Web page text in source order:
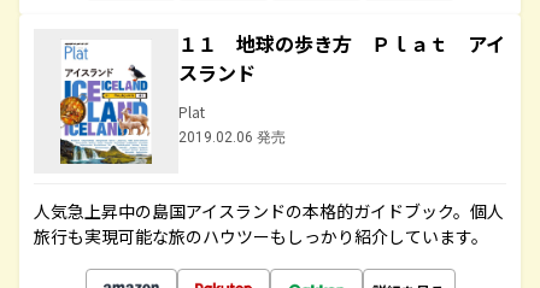
１１ 地球の歩き方 Ｐｌａｔ アイ
スランド
Plat
2019.02.06 発売
人気急上昇中の島国アイスランドの本格的ガイドブック。個人
旅行も実現可能な旅のハウツーもしっかり紹介しています。